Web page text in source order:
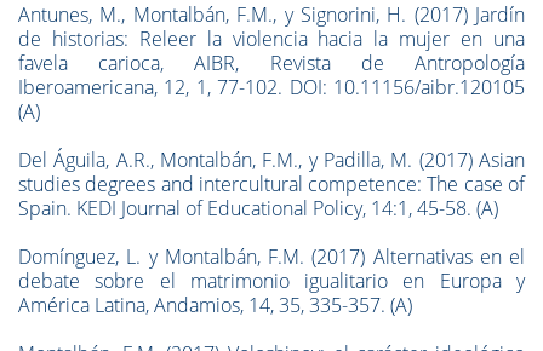
Antunes, M., Montalbán, F.M., y Signorini, H. (2017) Jardín
de historias: Releer la violencia hacia la mujer en una
favela carioca, AIBR, Revista de Antropología
Iberoamericana, 12, 1, 77-102. DOI: 10.11156/aibr.120105
(A)
Del Águila, A.R., Montalbán, F.M., y Padilla, M. (2017) Asian
studies degrees and intercultural competence: The case of
Spain. KEDI Journal of Educational Policy, 14:1, 45-58. (A)
Domínguez, L. y Montalbán, F.M. (2017) Alternativas en el
debate sobre el matrimonio igualitario en Europa y
América Latina, Andamios, 14, 35, 335-357. (A)